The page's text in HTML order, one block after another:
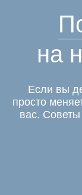
на
Если вы
просто
вас. Советы